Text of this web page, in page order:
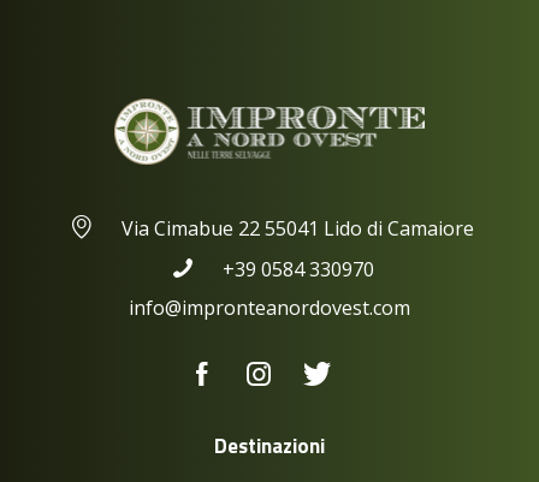
Via Cimabue 22 55041 Lido di Camaiore
+39 0584 330970
info@impronteanordovest.com
Destinazioni